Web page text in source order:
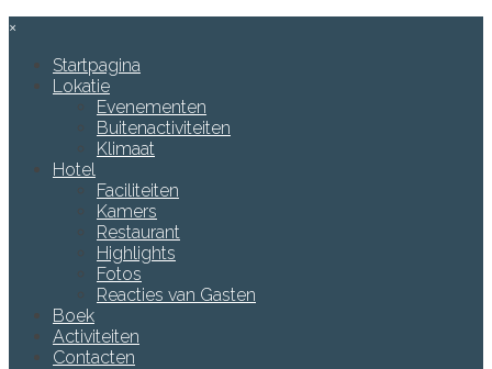
×
Startpagina
Lokatie
Evenementen
Buitenactiviteiten
Klimaat
Hotel
Faciliteiten
Kamers
Restaurant
Highlights
Fotos
Reacties van Gasten
Boek
Activiteiten
Contacten